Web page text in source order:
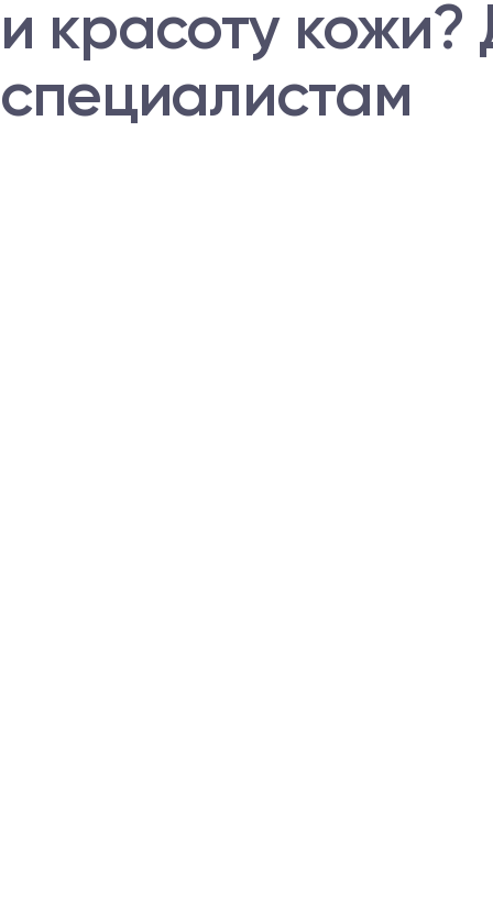
и красоту
специалистам